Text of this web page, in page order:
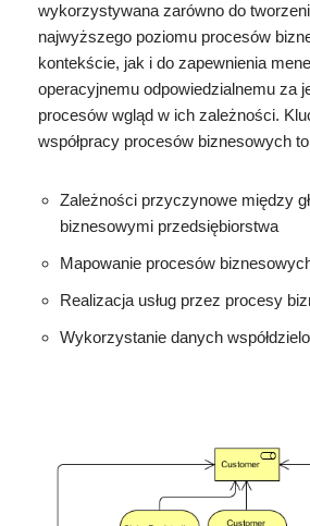
wykorzystywana zarówno do
najwyższego poziomu procesów
kontekście, jak i do zapewnienia
operacyjnemu odpowiedzialnemu za
procesów wgląd w ich zależności.
współpracy procesów biznesowych
Zależności przyczynowe między
biznesowymi przedsiębiorstwa
Mapowanie procesów
Realizacja usług przez procesy
Wykorzystanie danych